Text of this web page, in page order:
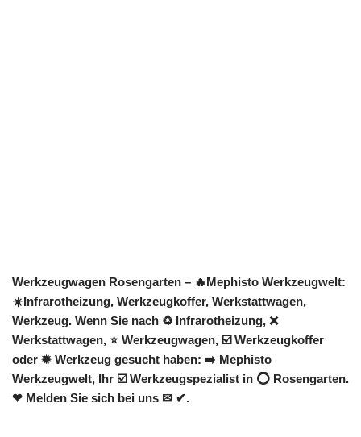
Werkzeugwagen Rosengarten – 🔥Mephisto Werkzeugwelt:
☀️Infrarotheizung, Werkzeugkoffer, Werkstattwagen,
Werkzeug. Wenn Sie nach ♻ Infrarotheizung, ❌
Werkstattwagen, ⭐ Werkzeugwagen, ☑️ Werkzeugkoffer
oder ✹ Werkzeug gesucht haben: ➡️ Mephisto
Werkzeugwelt, Ihr ☑️ Werkzeugspezialist in ⭕ Rosengarten.
❤ Melden Sie sich bei uns ✉ ✔.